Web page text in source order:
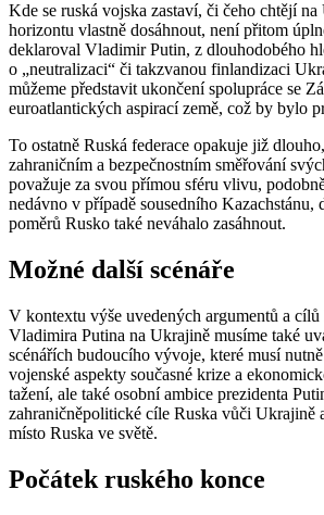
Kde se ruská vojska zastaví, či čeho chtějí
horizontu vlastně dosáhnout, není přitom
deklaroval Vladimir Putin, z dlouhodobého
o „neutralizaci“ či takzvanou finlandizaci
můžeme představit ukončení spolupráce se
euroatlantických aspirací země, což by bylo
To ostatně Ruská federace opakuje již
zahraničním a bezpečnostním směřování
považuje za svou přímou sféru vlivu,
nedávno v případě sousedního Kazachstánu,
poměrů Rusko také neváhalo zasáhnout.
Možné další scénáře
V kontextu výše uvedených argumentů a cílů
Vladimira Putina na Ukrajině musíme také
scénářích budoucího vývoje, které musí
vojenské aspekty současné krize a
tažení, ale také osobní ambice prezidenta
zahraničněpolitické cíle Ruska vůči Ukrajině
místo Ruska ve světě.
Počátek ruského konce